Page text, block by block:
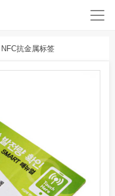
NFC抗金属标签